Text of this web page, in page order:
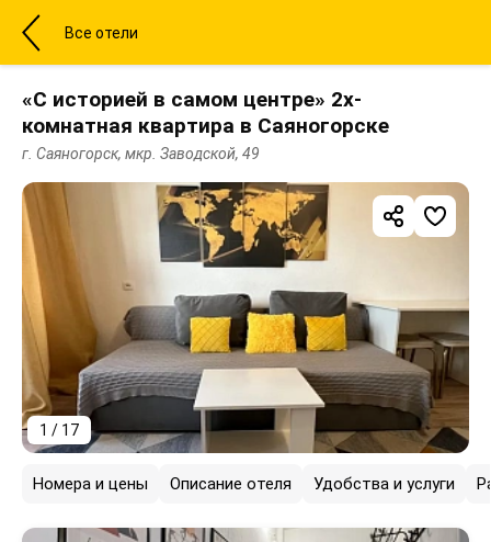
Все отели
«С историей в самом центре» 2х-
комнатная квартира в Саяногорске
г. Саяногорск, мкр. Заводской, 49
1 / 17
Номера и цены Описание отеля Удобства и услуги